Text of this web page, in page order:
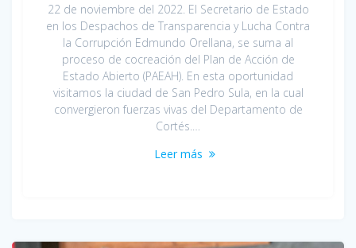
22 de noviembre del 2022. El Secretario de Estado
en los Despachos de Transparencia y Lucha Contra
la Corrupción Edmundo Orellana, se suma al
proceso de cocreación del Plan de Acción de
Estado Abierto (PAEAH). En esta oportunidad
visitamos la ciudad de San Pedro Sula, en la cual
convergieron fuerzas vivas del Departamento de
Cortés.…
Leer más